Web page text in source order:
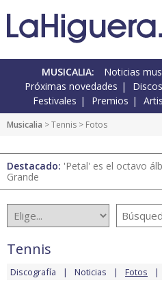
MUSICALIA: Noticias
Próximas novedades
Festivales
Premios
Musicalia >Tennis > Fotos
Destacado: 'Petal' es el octavo
Grande
Tennis
Discografía Noticias Fotos